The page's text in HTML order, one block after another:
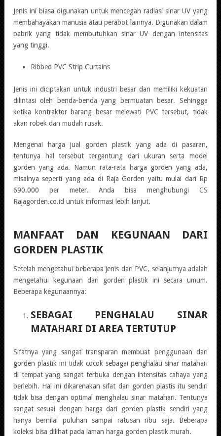
Jenis ini biasa digunakan untuk mencegah radiasi sinar UV yang
membahayakan manusia atau perabot lainnya. Digunakan dalam
pabrik yang tidak membutuhkan sinar UV dengan intensitas
yang tinggi.
Ribbed PVC Strip Curtains
Jenis ini diciptakan untuk industri besar dan memiliki kekuatan
dilintasi oleh benda-benda yang bermuatan besar. Sehingga
ketika kontraktor barang besar melewati PVC tersebut, tidak
akan robek dan mudah rusak.
Mengenai harga jual gorden plastik yang ada di pasaran,
tentunya hal tersebut tergantung dari ukuran serta model
gorden yang ada. Namun rata-rata harga gorden yang ada,
misalnya seperti yang ada di Raja Gorden yaitu mulai dari Rp
690.000 per meter. Anda bisa menghubungi CS
Rajagorden.co.id untuk informasi lebih lanjut.
MANFAAT DAN KEGUNAAN DARI
GORDEN PLASTIK
Setelah mengetahui beberapa jenis dari PVC, selanjutnya adalah
mengetahui kegunaan dari gorden plastik ini secara umum.
Beberapa kegunaannya:
SEBAGAI PENGHALAU SINAR
MATAHARI DI AREA TERTUTUP
Sifatnya yang sangat transparan membuat penggunaan dari
gorden plastik ini tidak cocok sebagai penghalau sinar matahari
di tempat yang sangat terbuka dengan intensitas cahaya yang
berlebih. Hal ini dikarenakan sifat dari gorden plastis itu sendiri
tidak bisa dengan optimal menghalau sinar matahari. Tentunya
sangat sesuai dengan harga dari gorden plastik sendiri yang
hanya bernilai puluhan sampai ratusan ribu saja. Beberapa
koleksi bisa dilihat pada laman harga gorden plastik murah.